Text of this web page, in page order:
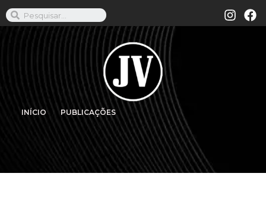
INÍCIO PUBLICAÇÕES